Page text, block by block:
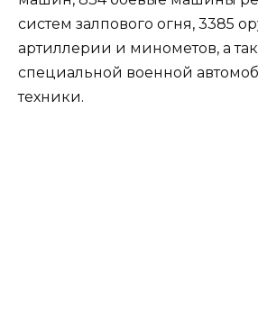
систем залпового огня, 3385
артиллерии и минометов, а
специальной военной
техники.